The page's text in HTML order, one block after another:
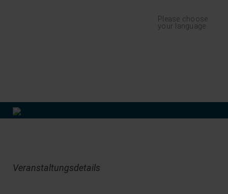
Navigation
überspringenPlease choose
your language
Veranstaltungsdetails